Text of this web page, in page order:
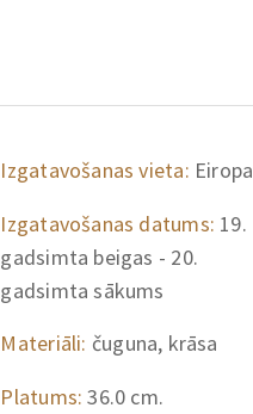
Izgatavošanas vieta: Eiropa
Izgatavošanas datums: 19.
gadsimta beigas - 20.
gadsimta sākums
Materiāli: čuguna, krāsa
Platums: 36.0 cm.